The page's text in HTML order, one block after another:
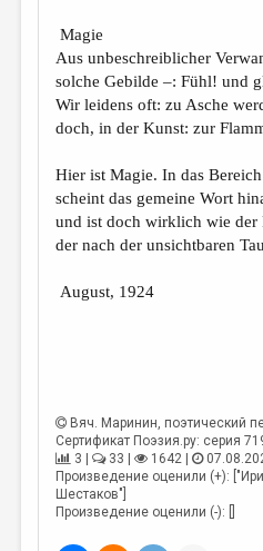
КНИЖНАЯ ПОЛКА
ОБЗОР ЛИТЕРАТУРЫ
СТРАНИЦЫ ПАМЯТИ
ОБЪЯВЛЕНИЯ
КОЛОНКА РЕДАКТОРА
РЕДКОЛЛЕГИЯ
МАЛАЯ ПРОЗА
КУЛЬТУРОВЕДЕНИЕ
ПУБЛИЦИСТИКА
РЕЦЕНЗИРОВАНИЕ
Magie
Aus unbeschreiblicher
solche Gebilde –: Fühl! und
Wir leidens oft: zu Asche
doch, in der Kunst: zur
Hier ist Magie. In das
scheint das gemeine Wort
und ist doch wirklich wie der
der nach der unsichtbaren
August, 1924
Вяч. Маринин, поэтический
Сертификат Поэзия.ру: серия
3 |
33 | 1642 |
Произведение оценили (+):
Шестаков"]
Произведение оценили (-): []